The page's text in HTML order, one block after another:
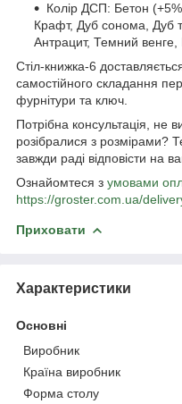
Колір ДСП: Бетон
Крафт, Дуб сонома, Дуб
Антрацит, Темний венге,
Стіл-книжка-6
самостійного складання
фурнітури та ключ.
Потрібна консультація, не
розібралися з розмірами?
завжди раді відповісти на
Ознайомтеся з умовами
https://groster.com.ua/
Приховати
Характеристики
Основні
Виробник
Країна виробник
Форма столу